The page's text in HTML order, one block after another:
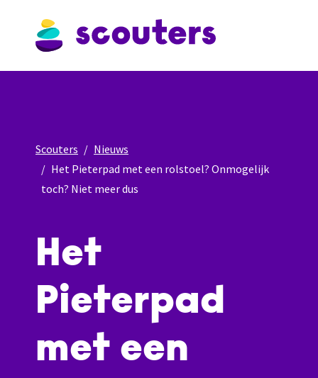
Scouters
Nieuws
Het Pieterpad met een rolstoel? Onmogelijk
toch? Niet meer dus
Het
Pieterpad
met een